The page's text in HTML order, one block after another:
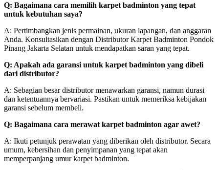
Q: Bagaimana cara memilih karpet badminton yang tepat
untuk kebutuhan saya?
A: Pertimbangkan jenis permainan, ukuran lapangan, dan anggaran
Anda. Konsultasikan dengan Distributor Karpet Badminton Pondok
Pinang Jakarta Selatan untuk mendapatkan saran yang tepat.
Q: Apakah ada garansi untuk karpet badminton yang dibeli
dari distributor?
A: Sebagian besar distributor menawarkan garansi, namun durasi
dan ketentuannya bervariasi. Pastikan untuk memeriksa kebijakan
garansi sebelum membeli.
Q: Bagaimana cara merawat karpet badminton agar awet?
A: Ikuti petunjuk perawatan yang diberikan oleh distributor. Secara
umum, kebersihan dan penyimpanan yang tepat akan
memperpanjang umur karpet badminton.